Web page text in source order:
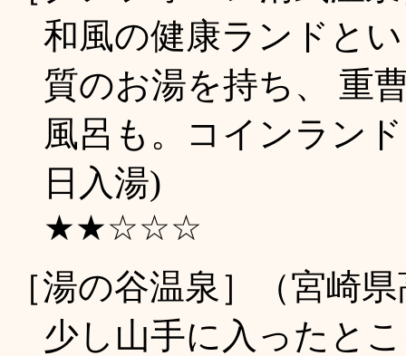
和風の健康ランドと
質のお湯を持ち、 重
風呂も。コインラン
日入湯)
★★☆☆☆
［湯の谷温泉］（宮崎
少し山手に入ったと